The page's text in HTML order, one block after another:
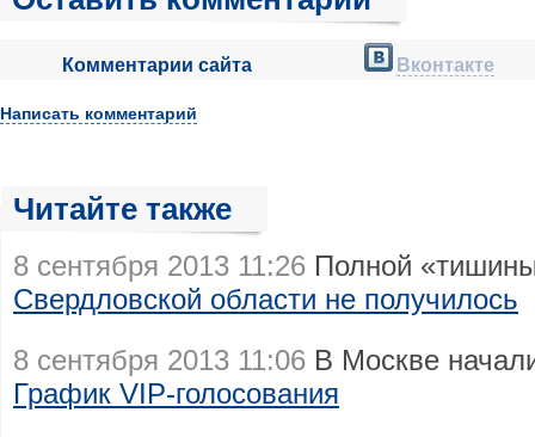
Комментарии сайта Вконтакте
Написать комментарий
Читайте также
8 сентября 2013 11:26 Полной
Свердловской области не получилось
8 сентября 2013 11:06 В Москве
График VIP-голосования